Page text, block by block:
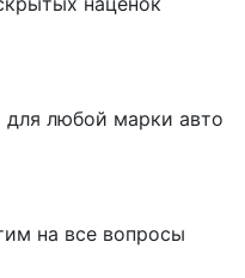
любой марки авто
на все вопросы